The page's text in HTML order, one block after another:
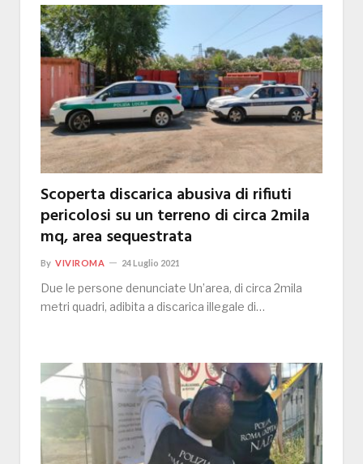
Scoperta discarica abusiva di rifiuti
pericolosi su un terreno di circa 2mila
mq, area sequestrata
By VIVIROMA 24 Luglio 2021
Due le persone denunciate Un’area, di circa 2mila
metri quadri, adibita a discarica illegale di…